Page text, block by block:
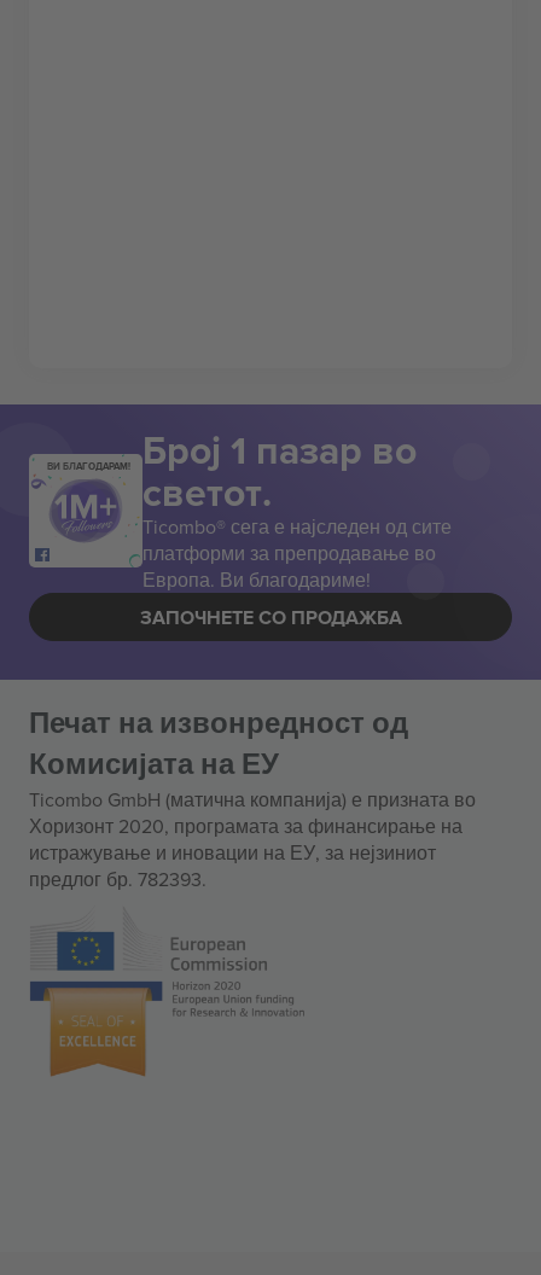
ВИ БЛАГОДАРАМ! Број 1 пазар во
светот.
Ticombo® сега е најследен од сите
платформи за препродавање во
Европа. Ви благодариме!
ЗАПОЧНЕТЕ СО ПРОДАЖБА
Печат на извонредност од
Комисијата на ЕУ
Ticombo GmbH (матична компанија) е призната во
Хоризонт 2020, програмата за финансирање на
истражување и иновации на ЕУ, за нејзиниот
предлог бр. 782393.